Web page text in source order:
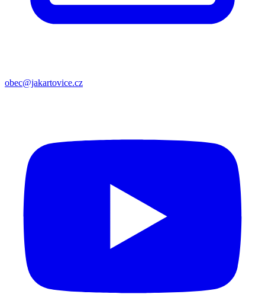
obec@jakartovice.cz